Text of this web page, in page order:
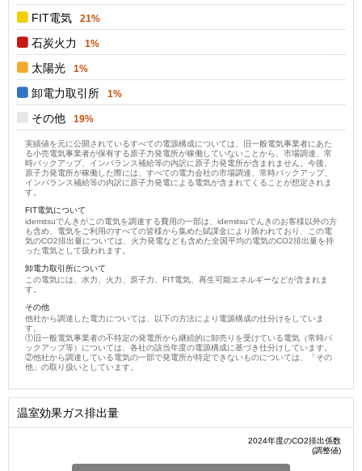
FIT電気 21%
石炭火力 1%
太陽光 1%
卸電力取引所 1%
その他 19%
実績値を元に公開されているすべての電源構成については、旧一般電気事業者にあた
る小売電気事業者が保有する原子力発電所が稼働していないことから、市場調達、常
時バックアップ、インバランス補給等の内訳に原子力発電所が含まれません。今後、
原子力発電所が稼働した際には、すべての電力会社の市場調達、常時バックアップ、
インバランス補給等の内訳に原子力発電による電気が含まれてくることが想定されま
す。
FIT電気について
idemitsuでんきがこの電気を調達する費用の一部は、idemitsuでんきのお客様以外の方
も含め、電気をご利用のすべての皆様から集めた賦課金により賄われており、この電
気のCO2排出量については、火力発電なども含めた全国平均の電気のCO2排出量を持
った電気として扱われます。
卸電力取引所について
この電気には、水力、火力、原子力、FIT電気、再生可能エネルギーなどが含まれま
す。
その他
他社から調達した電力については、以下の方法により電源構成の仕分けをしていま
す。
①旧一般電気事業者の不特定の発電所から継続的に卸売りを受けている電気（常時バ
ックアップ等）については、各社の該当年度の電源構成に基づき仕分けしています。
②他社から調達している電気の一部で発電所が特定できないものについては、「その
他」の取り扱いとしています。
温室効果ガス排出量
2024年度のCO2排出係数
(調整値)